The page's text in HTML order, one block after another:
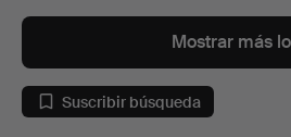
Mostrar más
Suscribir búsqueda